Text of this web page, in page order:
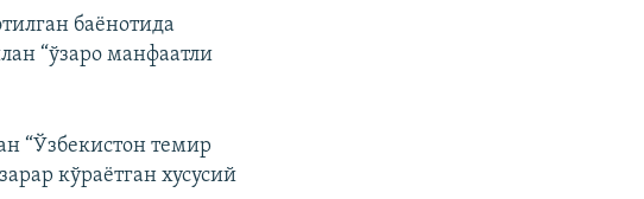
баëнотида
“ўзаро манфаатли
“Ўзбекистон темир
кўраëтган хусусий